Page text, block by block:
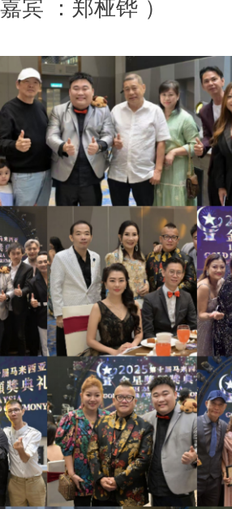
：郑桠铧 ）